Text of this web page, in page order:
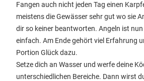
Fangen auch nicht jeden Tag einen
meistens die Gewässer sehr gut wo sie
dir so keiner beantworten. Angeln ist
einfach. Am Ende gehört viel Erfahrung
Portion Glück dazu.
Setze dich an Wasser und werfe deine
unterschiedlichen Bereiche. Dann wirst